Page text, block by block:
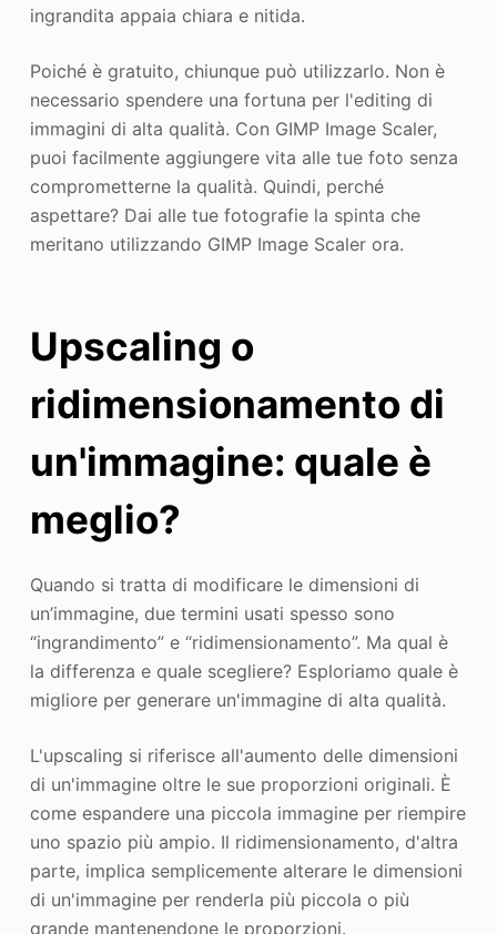
ingrandita appaia chiara e nitida.
Poiché è gratuito, chiunque può utilizzarlo. Non è
necessario spendere una fortuna per l'editing di
immagini di alta qualità. Con GIMP Image Scaler,
puoi facilmente aggiungere vita alle tue foto senza
comprometterne la qualità. Quindi, perché
aspettare? Dai alle tue fotografie la spinta che
meritano utilizzando GIMP Image Scaler ora.
Upscaling o
ridimensionamento di
un'immagine: quale è
meglio?
Quando si tratta di modificare le dimensioni di
un’immagine, due termini usati spesso sono
“ingrandimento” e “ridimensionamento”. Ma qual è
la differenza e quale scegliere? Esploriamo quale è
migliore per generare un'immagine di alta qualità.
L'upscaling si riferisce all'aumento delle dimensioni
di un'immagine oltre le sue proporzioni originali. È
come espandere una piccola immagine per riempire
uno spazio più ampio. Il ridimensionamento, d'altra
parte, implica semplicemente alterare le dimensioni
di un'immagine per renderla più piccola o più
grande mantenendone le proporzioni.